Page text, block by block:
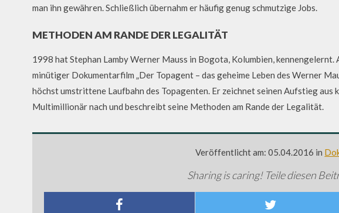
man ihn gewähren. Schließlich übernahm er häufig genug schmutzige Jobs.
METHODEN AM RANDE DER LEGALITÄT
1998 hat Stephan Lamby Werner Mauss in Bogota, Kolumbien,
minütiger Dokumentarfilm „Der Topagent – das geheime Leben des Werner
höchst umstrittene Laufbahn des Topagenten. Er zeichnet seinen Aufstieg aus
Multimillionär nach und beschreibt seine Methoden am Rande der Legalität.
Veröffentlicht am: 05.04.2016 in
Sharing is caring! Teile diesen